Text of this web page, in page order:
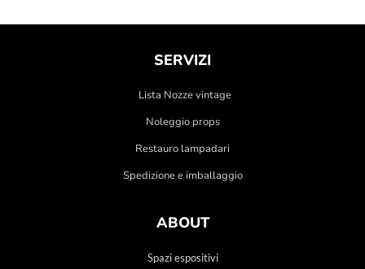
SERVIZI
Lista Nozze vintage
Noleggio props
Restauro lampadari
Spedizione e imballaggio
ABOUT
Spazi espositivi